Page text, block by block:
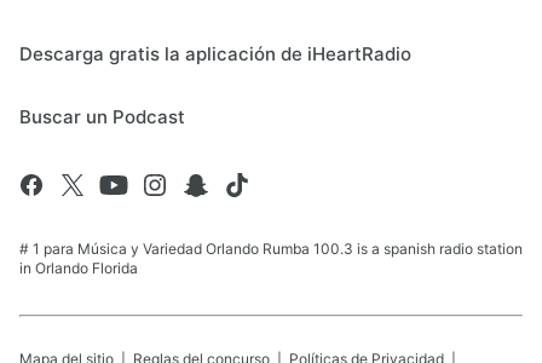
Descarga gratis la aplicación de iHeartRadio
Buscar un Podcast
# 1 para Música y Variedad Orlando Rumba 100.3 is a spanish radio station
in Orlando Florida
Mapa del sitio Reglas del concurso Políticas de Privacidad